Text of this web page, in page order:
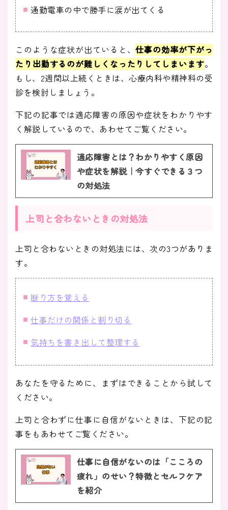
通勤電車の中で勝手に涙が出てくる
このような症状が出ていると、仕事の効率が下がっ
たり出勤するのが難しくなったりしてしまいます。
もし、2週間以上続くときは、心療内科や精神科の受
診を検討しましょう。
下記の記事では適応障害の原因や症状をわかりやす
く解説しているので、あわせてご覧ください。
適応障害とは？わかりやすく原因
や症状を解説｜今すぐできる３つ
の対処法
上司と合わないときの対処法
上司と合わないときの対処法には、次の3つがありま
す。
断り方を覚える
仕事だけの関係と割り切る
気持ちを書き出して整理する
あなたを守るために、まずはできることから試して
ください。
上司と合わずに仕事に自信がないときは、下記の記
事をもあわせてご覧ください。
仕事に自信がないのは「こころの
疲れ」のせい？特徴とセルフケア
を紹介